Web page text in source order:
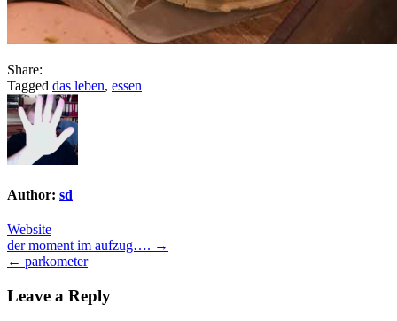
Share:
Tagged das leben, essen
Author: sd
Website
Post
navigation
der moment im aufzug…. →
← parkometer
Leave a Reply